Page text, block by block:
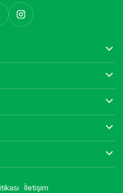
İletişim